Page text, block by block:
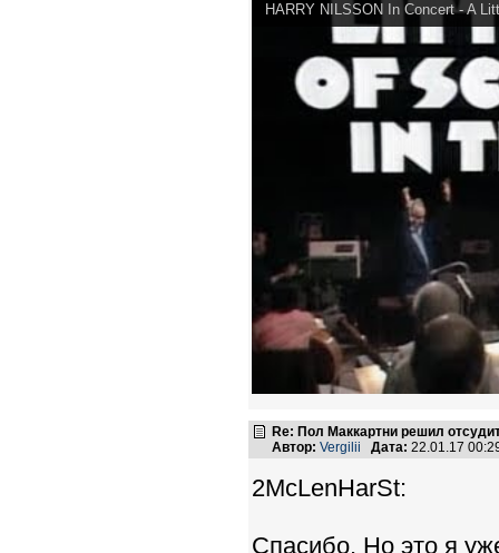
HARRY NILSSON In Concert - A
Re: Пол Маккартни решил
Автор: Vergilii Дата: 22.01.17
2McLenHarSt:
Спасибо. Но это я